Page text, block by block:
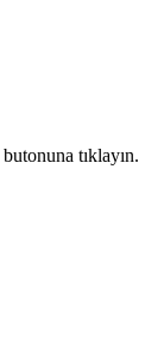
butonuna tıklayın.